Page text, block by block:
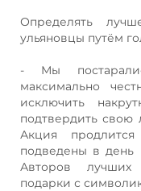
Определять
ульяновцы путём
- Мы
максимально
исключить
подтвердить свою
Акция
подведены в день
Авторов
подарки с